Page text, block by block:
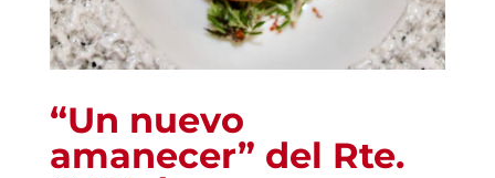
“Un nuevo
amanecer” del Rte.